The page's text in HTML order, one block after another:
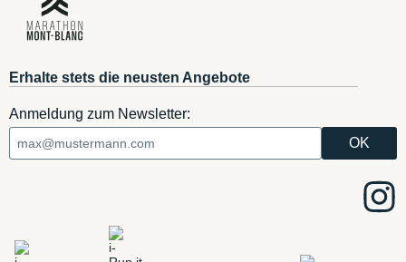
Erhalte stets die neusten Angebote
Anmeldung zum Newsletter: